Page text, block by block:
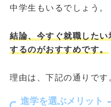
中学生もいるでしょう。
結論、今すぐ就職した
するのがおすすめです。
理由は、下記の通りです
進学を選ぶメリット